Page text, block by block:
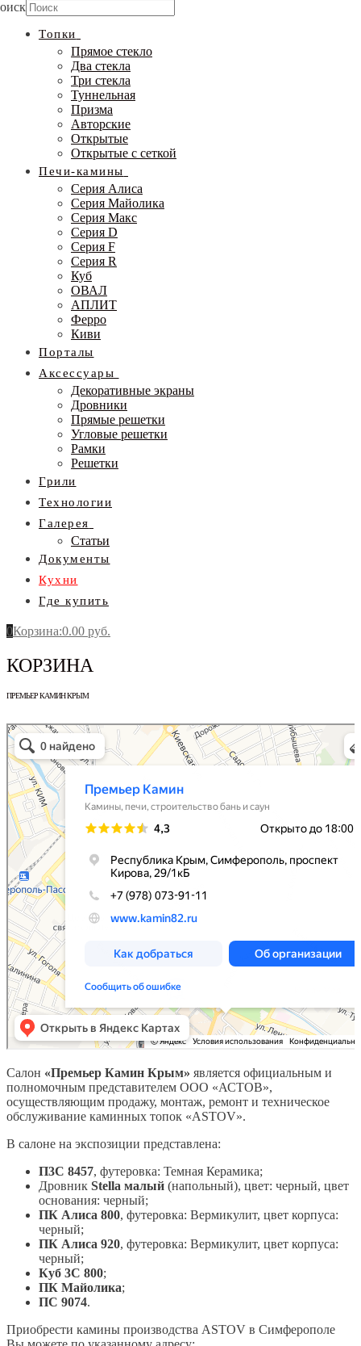
Топки
Прямое стекло
Два стекла
Три стекла
Туннельная
Призма
Авторские
Открытые
Открытые с сеткой
Печи-камины
Серия Алиса
Серия Майолика
Серия Макс
Серия D
Серия F
Серия R
Куб
ОВАЛ
АПЛИТ
Ферро
Киви
Порталы
Аксессуары
Декоративные экраны
Дровники
Прямые решетки
Угловые решетки
Рамки
Решетки
Грили
Технологии
Галерея
Статьи
Документы
Кухни
Где купить
0Корзина:0.00 руб.
КОРЗИНА
ПРЕМЬЕР КАМИН КРЫМ
Премьер Камин
Камины, печи в Симферополе
Дизайн интерьеров в Симферополе
Салон «Премьер Камин Крым» является официальным и
полномочным представителем ООО «АСТОВ»,
осуществляющим продажу, монтаж, ремонт и техническое
обслуживание каминных топок «АSTOV».
В салоне на экспозиции представлена:
П3С 8457, футеровка: Темная Керамика;
Дровник Stella малый (напольный), цвет: черный, цвет
основания: черный;
ПК Алиса 800, футеровка: Вермикулит, цвет корпуса:
черный;
ПК Алиса 920, футеровка: Вермикулит, цвет корпуса:
черный;
Куб 3С 800;
ПК Майолика;
ПС 9074.
Приобрести камины производства ASTOV в Симферополе